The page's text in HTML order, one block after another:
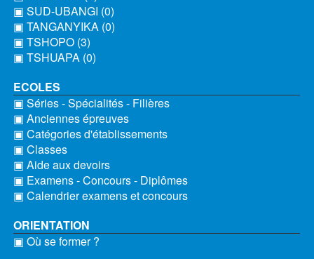
▣ SUD-UBANGI (0)
▣ TANGANYIKA (0)
▣ TSHOPO (3)
▣ TSHUAPA (0)
ECOLES
▣ Séries - Spécialités - Filières
▣ Anciennes épreuves
▣ Catégories d'établissements
▣ Classes
▣ Aide aux devoirs
▣ Examens - Concours - Diplômes
▣ Calendrier examens et concours
ORIENTATION
▣ Où se former ?